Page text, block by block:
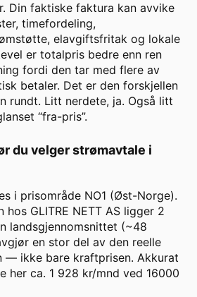
Din faktiske faktura kan avvike
timefordeling,
elavgiftsfritak og lokale
er totalpris bedre enn ren
fordi den tar med flere av
betaler. Det er den forskjellen
rundt. Litt nerdete, ja. Også litt
“fra-pris”.
du velger strømavtale i
i prisområde NO1 (Øst-Norge).
hos GLITRE NETT AS ligger 2
landsgjennomsnittet (~48
en stor del av den reelle
— ikke bare kraftprisen. Akkurat
her ca. 1 928 kr/mnd ved 16000